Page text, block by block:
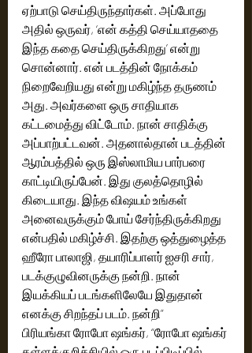
ஏற்பாடு செய்திருந்தார்கள். அப்போது
அதில் ஒருவர், ‘என் கத்தி செய்யாததை
இந்த கதை செய்திருக்கிறது’ என்று
சொன்னார். என் படத்தின் நோக்கம்
நிறைவேறியது என்று மகிழ்ந்த தருணம்
அது. அவர்களை ஒரு சாதியாக
கட்டமைத்து விட்டோம். நான் சாதிக்கு
அப்பாற்பட்டவன். அதனால்தான் படத்தின்
ஆரம்பத்தில் ஒரு இஸ்லாமிய பார்பரை
காட்டியிருப்பேன். இது குலத்தொழில்
கிடையாது. இந்த விஷயம் உங்கள்
அனைவருக்கும் போய் சேர்ந்திருக்கிறது
என்பதில் மகிழ்ச்சி. இதற்கு ஒத்துழைத்த
ஹீரோ பாலாஜி, தயாரிப்பாளர் ஐசரி சார்,
படக்குழுவினருக்கு நன்றி. நான்
இயக்கியப் படங்களிலேயே இதுதான்
எனக்கு சிறந்தப் படம். நன்றி”
பிரியங்கா ரோபோ ஷங்கர், “ரோபோ ஷங்கர்